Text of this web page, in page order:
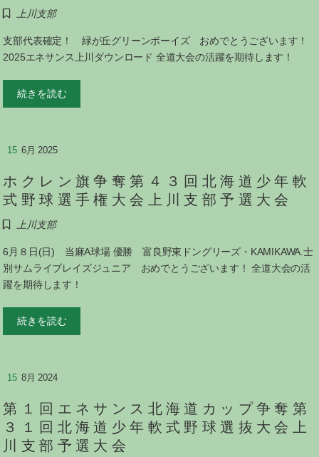
上川支部
支部代表確定！ 緑が丘グリーンボーイズ おめでとうございます！
2025エネサンス上川ダウンロード 全道大会の活躍を期待します！
続きを読む
15 6月 2025
ホクレン旗争奪第４３回北海道少年軟
式野球選手権大会上川支部予選大会
上川支部
6月８日(日) 当麻A球場 優勝 富良野東ドングリーズ・KAMIKAWA.士
別サムライブレイズジュニア おめでとうございます！ 全道大会の活
躍を期待します！
続きを読む
15 8月 2024
第１回エネサンス北海道カップ争奪第
３１回北海道少年軟式野球選抜大会上
川支部予選大会